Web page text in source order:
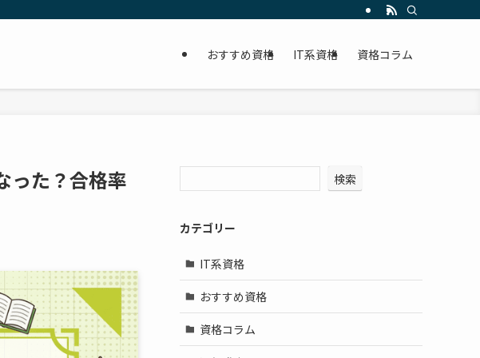
おすすめ資格 IT系資格 資格コラム
った？合格率
検索
カテゴリー
IT系資格
おすすめ資格
資格コラム